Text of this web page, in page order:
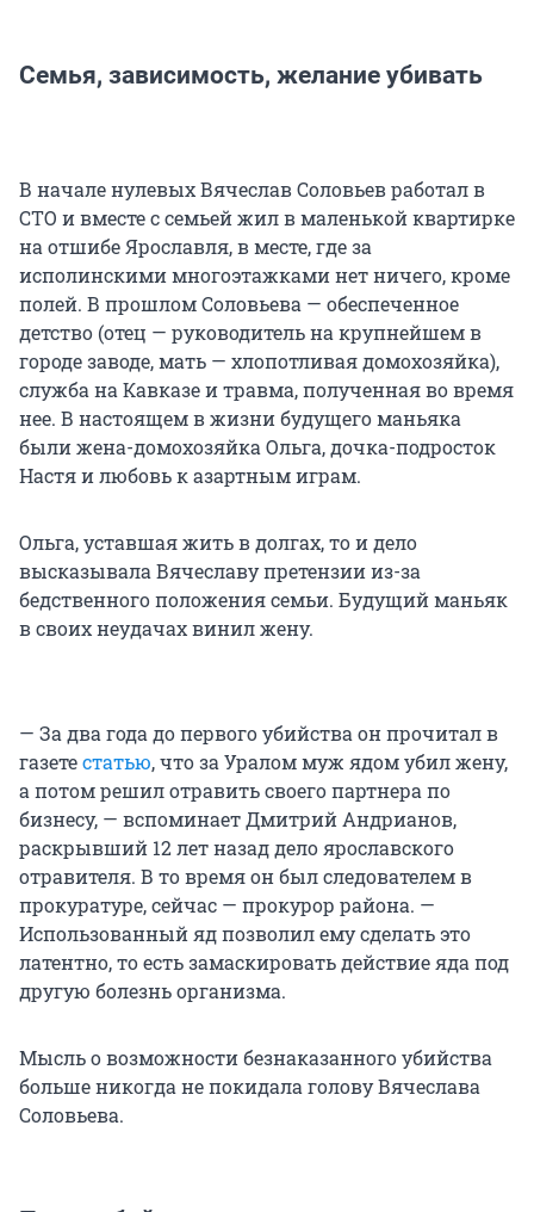
Семья, зависимость, желание убивать
В начале нулевых Вячеслав Соловьев работал в
СТО и вместе с семьей жил в маленькой квартирке
на отшибе Ярославля, в месте, где за
исполинскими многоэтажками нет ничего, кроме
полей. В прошлом Соловьева — обеспеченное
детство (отец — руководитель на крупнейшем в
городе заводе, мать — хлопотливая домохозяйка),
служба на Кавказе и травма, полученная во время
нее. В настоящем в жизни будущего маньяка
были жена-домохозяйка Ольга, дочка-подросток
Настя и любовь к азартным играм.
Ольга, уставшая жить в долгах, то и дело
высказывала Вячеславу претензии из-за
бедственного положения семьи. Будущий маньяк
в своих неудачах винил жену.
— За два года до первого убийства он прочитал в
газетестатью, что за Уралом муж ядом убил жену,
а потом решил отравить своего партнера по
бизнесу, — вспоминает Дмитрий Андрианов,
раскрывший 12 лет назад дело ярославского
отравителя. В то время он был следователем в
прокуратуре, сейчас — прокурор района. —
Использованный яд позволил ему сделать это
латентно, то есть замаскировать действие яда под
другую болезнь организма.
Мысль о возможности безнаказанного убийства
больше никогда не покидала голову Вячеслава
Соловьева.